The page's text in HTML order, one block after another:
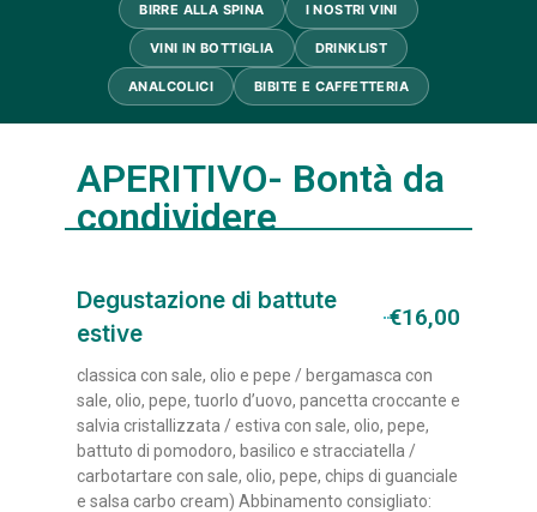
BIRRE ALLA SPINA I NOSTRI VINI
VINI IN BOTTIGLIA DRINKLIST
ANALCOLICI BIBITE E CAFFETTERIA
APERITIVO- Bontà da
condividere
Degustazione di battute
estive
€16,00
classica con sale, olio e pepe / bergamasca con
sale, olio, pepe, tuorlo d’uovo, pancetta croccante e
salvia cristallizzata / estiva con sale, olio, pepe,
battuto di pomodoro, basilico e stracciatella /
carbotartare con sale, olio, pepe, chips di guanciale
e salsa carbo cream) Abbinamento consigliato: